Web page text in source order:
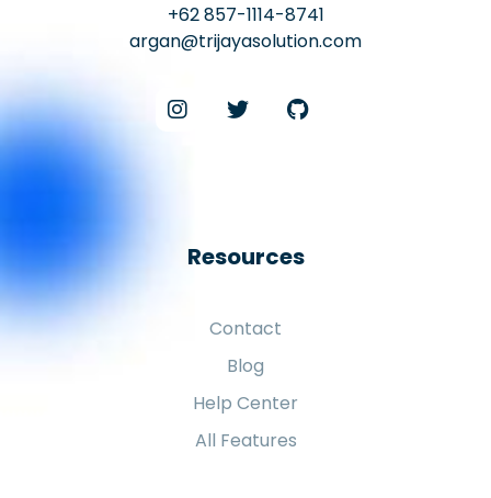
+62 857-1114-8741
argan@trijayasolution.com
Resources
Contact
Blog
Help Center
All Features